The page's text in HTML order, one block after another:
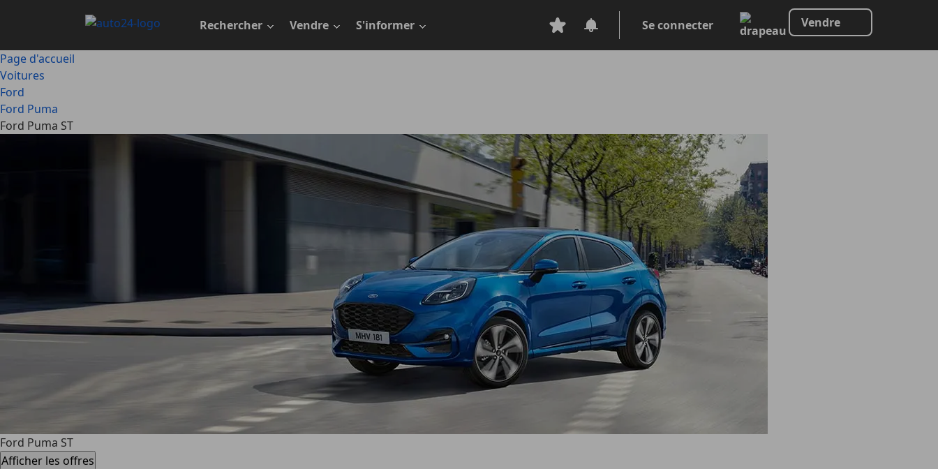
principal
Rechercher Vendre S'informer Se connecter Vendre
Page d'accueil
Voitures
Ford
Ford Puma
Ford Puma ST
Ford Puma ST
Afficher les offres